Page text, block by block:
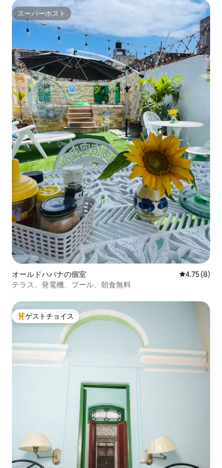
スーパーホスト
スーパーホスト
オールドハバナの個室 レビュー8
4.75 (8)
テラス、発電機、プール、朝食無料
大好評のゲストチョイスです。
ゲストチョイス